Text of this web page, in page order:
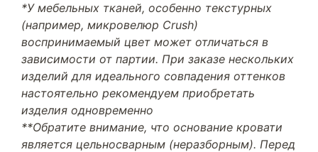
*У мебельных тканей, особенно текстурных
(например, микровелюр Crush)
воспринимаемый цвет может отличаться в
зависимости от партии. При заказе нескольких
изделий для идеального совпадения оттенков
настоятельно рекомендуем приобретать
изделия одновременно
**Обратите внимание, что основание кровати
является цельносварным (неразборным). Перед